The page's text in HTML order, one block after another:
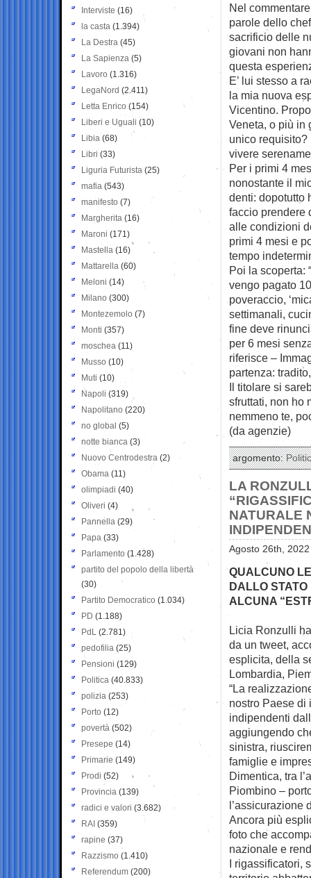
Nel
parole dello
sacrificio delle
giovani non
questa
E’ lui stesso a
la mia nuova
Vicentino.
Veneta, o più in
unico requisito?
vivere
Per i primi 4
nonostante il
denti: dopotutto
faccio prendere
alle condizioni
primi 4 mesi e
tempo
Poi la scoperta:
vengo pagato
poveraccio,
settimanali,
fine deve
per 6 mesi
riferisce –
partenza:
Il titolare si
sfruttati, non ho
nemmeno te,
(da agenzie)
argomento:
LA
NATURALE
Agosto 26th,
QUALCUNO
DALLO STATO
ALCUNA
Licia Ronzulli
da un tweet,
esplicita, della
Lombardia,
“La
nostro Paese di
indipendenti
aggiungendo
sinistra,
famiglie e
Dimentica, tra
Piombino –
l’assicurazione
Ancora più
foto che
nazionale e
I rigassificatori,
Interviste (16)
la casta (1.394)
La Destra (45)
La Sapienza (5)
Lavoro (1.316)
LegaNord (2.411)
Letta Enrico (154)
Liberi e Uguali (10)
Libia (68)
Libri (33)
Liguria Futurista (25)
mafia (543)
manifesto (7)
Margherita (16)
Maroni (171)
Mastella (16)
Mattarella (60)
Meloni (14)
Milano (300)
Montezemolo (7)
Monti (357)
moschea (11)
Musso (10)
Muti (10)
Napoli (319)
Napolitano (220)
no global (5)
notte bianca (3)
Nuovo Centrodestra (2)
Obama (11)
olimpiadi (40)
Oliveri (4)
Pannella (29)
Papa (33)
Parlamento (1.428)
partito del popolo della libertà
(30)
Partito Democratico (1.034)
PD (1.188)
PdL (2.781)
pedofilia (25)
Pensioni (129)
Politica (40.833)
polizia (253)
Porto (12)
povertà (502)
Presepe (14)
Primarie (149)
Prodi (52)
Provincia (139)
radici e valori (3.682)
RAI (359)
rapine (37)
Razzismo (1.410)
Referendum (200)